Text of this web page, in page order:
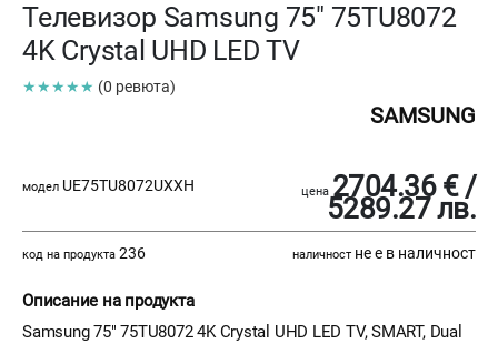
Телевизор Samsung 75" 75TU8072
4K Crystal UHD LED TV
★★★★★ (0 ревюта)
SAMSUNG
модел UE75TU8072UXXH цена 2704.36 € /
5289.27 лв.
код на продукта 236 наличност не е в наличност
Описание на продукта
Samsung 75" 75TU8072 4K Crystal UHD LED TV, SMART, Dual